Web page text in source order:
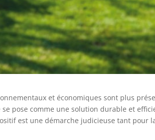
et économiques sont plus
pose comme une solution durable et
est une démarche judicieuse tant pour